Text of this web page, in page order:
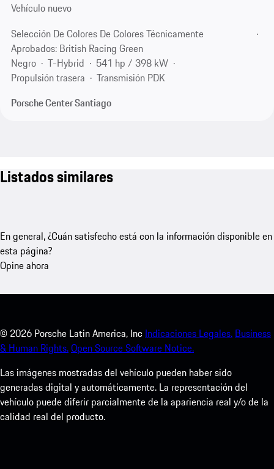
Vehículo nuevo
Selección De Colores De Colores Técnicamente
Aprobados: British Racing Green
Negro
T-Hybrid
541 hp / 398 kW
Propulsión trasera
Transmisión PDK
Porsche Center Santiago
Listados similares
En general, ¿Cuán satisfecho está con la información disponible en
esta página?
Opine ahora
© 2026 Porsche Latin America, Inc Indicaciones Legales. Business
& Human Rights.Open Source Software Notice.
Las imágenes mostradas del vehículo pueden haber sido
generadas digital y automáticamente. La representación del
vehículo puede diferir parcialmente de la apariencia real y/o de la
calidad real del producto.